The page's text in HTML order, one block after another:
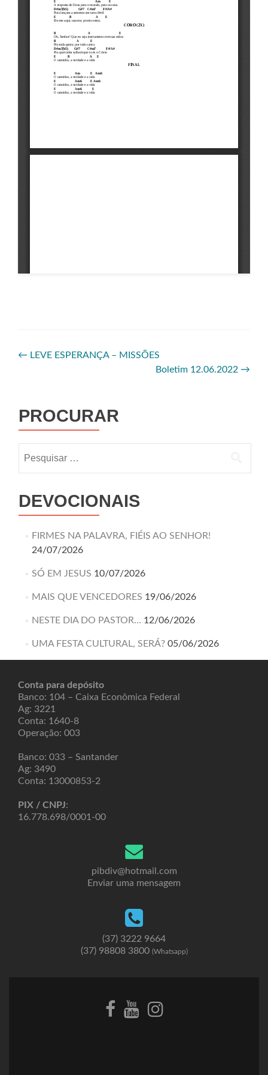
← LEVE ESPERANÇA – MISSÕES
Boletim 12.06.2022 →
PROCURAR
DEVOCIONAIS
FIRMES NA PALAVRA, FIÉIS AO SENHOR!
24/07/2026
SÓ EM JESUS 10/07/2026
MAIS QUE VENCEDORES 19/06/2026
NESTE DIA DO PASTOR… 12/06/2026
UMA FESTA CULTURAL, SERÁ? 05/06/2026
Conta para depósito
Banco: 104 – Caixa Econômica Federal
Ag: 3221
Conta: 1640-8
Operação: 003
Banco: 033 – Santander
Ag: 3490
Conta: 13000853-2
PIX / CNPJ:
16.778.698/0001-00
pibdiv@hotmail.com
Enviar uma mensagem
(37) 3222 9664
(37) 98808 3800 (Whatsapp)